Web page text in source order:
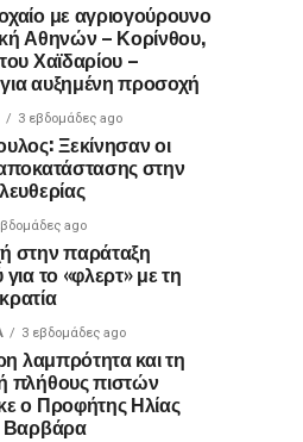
με αγριογούρουνο
Αθηνών – Κορίνθου,
Χαϊδαρίου –
αυξημένη προσοχή
3 εβδομάδες ago
Ξεκίνησαν οι
στην
ago
στην παράταξη
το «φλερτ» με τη
3 εβδομάδες ago
λαμπρότητα και τη
πλήθους πιστών
ο Προφήτης Ηλίας
Βαρβάρα